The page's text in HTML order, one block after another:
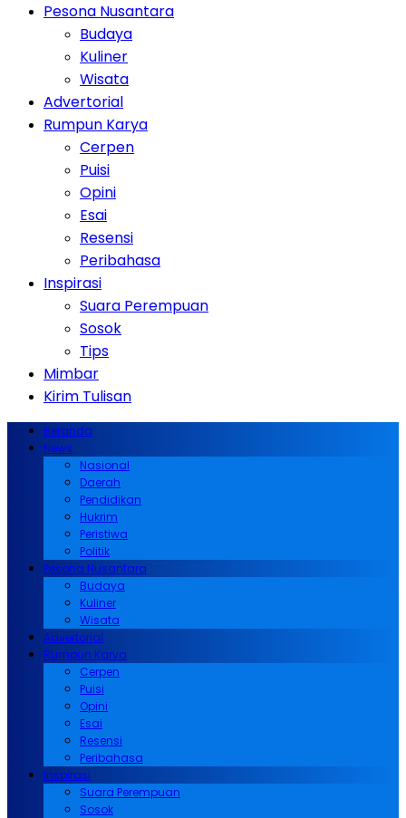
Pesona Nusantara
Budaya
Kuliner
Wisata
Advertorial
Rumpun Karya
Cerpen
Puisi
Opini
Esai
Resensi
Peribahasa
Inspirasi
Suara Perempuan
Sosok
Tips
Mimbar
Kirim Tulisan
Beranda
News
Nasional
Daerah
Pendidikan
Hukrim
Peristiwa
Politik
Pesona Nusantara
Budaya
Kuliner
Wisata
Advertorial
Rumpun Karya
Cerpen
Puisi
Opini
Esai
Resensi
Peribahasa
Inspirasi
Suara Perempuan
Sosok